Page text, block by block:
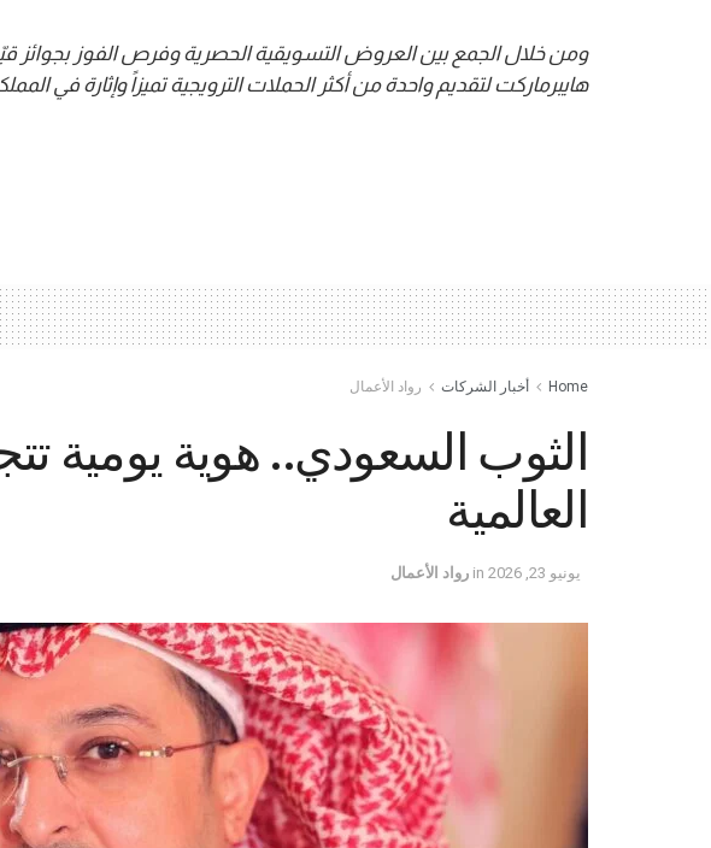
ومن خلال الجمع بين العروض التسويقية الحصرية وفرص الفوز بجوائز
هايبرماركت لتقديم واحدة من أكثر الحملات الترويجية تميزاً وإثارة في
Home أخبار الشركات رواد الأعمال
الثوب السعودي.. هوية يومية
العالمية
يونيو 23, 2026 in رواد الأعمال